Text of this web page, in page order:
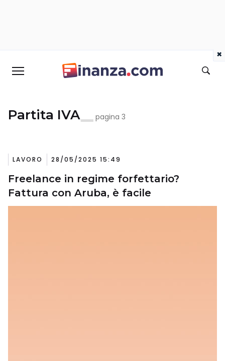
Partita IVA pagina 3
LAVORO 28/05/2025 15:49
Freelance in regime forfettario?
Fattura con Aruba, è facile
×